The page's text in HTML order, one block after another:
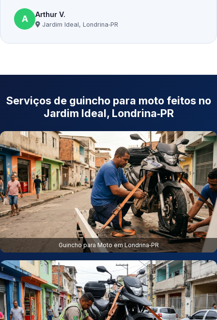
A Arthur V.
Jardim Ideal, Londrina‑PR
Serviços de guincho para moto feitos no
Jardim Ideal, Londrina‑PR
Guincho para Moto em Londrina‑PR